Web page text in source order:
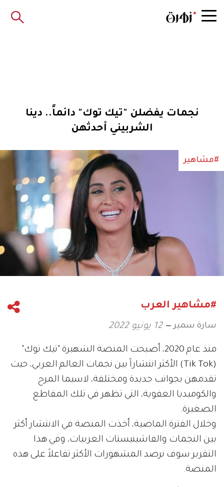
نجمات يفضلن "تيك توك" دائماً.. دينا
الشربيني أحدثهن
#مشاهير
#مشاهير العرب
سارة سمير 12 يونيو 2022
منذ عام 2020، أصبحت المنصة الشهيرة "تيك توك"
(Tik Tok) الأكثر انتشاراً بين نجمات العالم العربي، حيث
تقدمهن بجوانب جديدة ومختلفة، لاسيما المرح
والكوميديا العفوية، التي تظهر في تلك المقاطع
الصغيرة.
وخلال الفترة الماضية، أخذت المنصة في الانتشار أكثر
بين النجمات والفاشينيستات العربيات، وفي هذا
التقرير سوف نرصد المشهورات الأكثر تفاعلاً على هذه
المنصة.